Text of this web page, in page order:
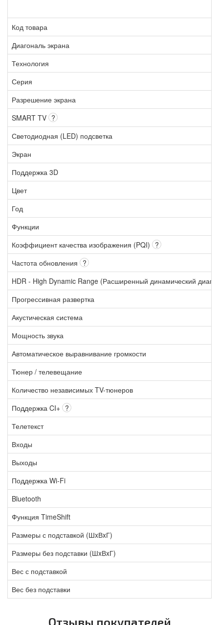
Код товара
Диагональ экрана
Технология
Серия
Разрешение экрана
SMART TV ?
Светодиодная (LED) подсветка
Экран
Поддержка 3D
Цвет
Год
Функции
Коэффициент качества изображения (PQI) ?
Частота обновления ?
HDR - High Dynamic Range (Расширенный динамический
Прогрессивная развертка
Акустическая система
Мощность звука
Автоматическое выравнивание громкости
Тюнер / телевещание
Количество независимых TV-тюнеров
Поддержка CI+ ?
Телетекст
Входы
Выходы
Поддержка Wi-Fi
Bluetooth
Функция TimeShift
Размеры с подставкой (ШxВxГ)
Размеры без подставки (ШxВxГ)
Вес с подставкой
Вес без подставки
Отзывы покупателей